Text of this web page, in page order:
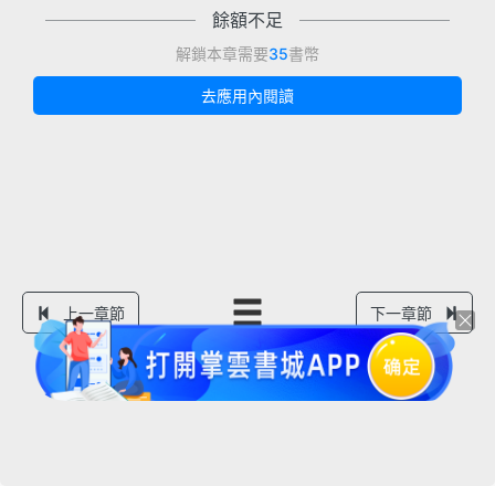
餘額不足
解鎖本章需要35書幣
去應用內閱讀
上一章節 下一章節